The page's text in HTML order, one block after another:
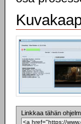
Linkkaa tähän